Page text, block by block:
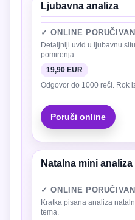
Ljubavna analiza
✓ ONLINE
Detaljniji uvid u ljubavnu
pomirenja.
19,90 EUR
Odgovor do 1000 reči. Rok
Poruči online
Natalna mini analiza
✓ ONLINE
Kratka pisana analiza
tema.